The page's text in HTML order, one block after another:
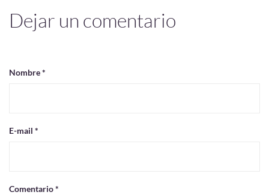
Dejar un comentario
Nombre *
E-mail *
Comentario *